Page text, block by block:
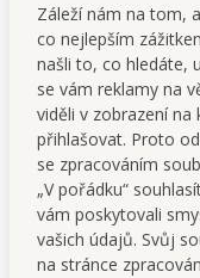
Záleží nám na tom,
co nejlepším
našli to, co hledáte,
se vám reklamy na
viděli v zobrazení na
přihlašovat. Proto
se zpracováním
„V pořádku“
vám poskytovali
vašich údajů. Svůj
na stránce
Vhodný pro
plovoucí i dřevěné
Hlavní benefity
Kompatibilní s
Rozměr 39 × 10 cm
Vysoce savý
Snadná výměna a
Opakovaně